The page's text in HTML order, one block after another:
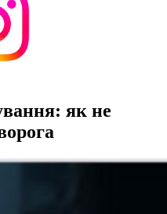
як не